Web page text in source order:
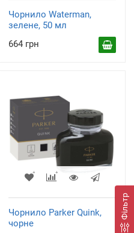
Фільтр
Чорнило Waterman,
зелене, 50 мл
664 грн
Чорнило Parker Quink,
чорне